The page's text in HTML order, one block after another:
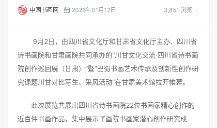
中国书画网 2026年01月12日 3,851 浏览
9月2日，由四川省文化厅和甘肃省文化厅主办、四川省
诗书画院和甘肃画院共同承办的“川甘文化交流·四川省诗书画
院创作巡回展（甘肃）”暨“巴蜀书画艺术传承及创新性创作研
究课题川甘对比写生、采风活动”在甘肃美术馆拉开帷幕。
此次展览共展出四川省诗书画院22位书画家精心创作的
近百件书画作品，集中展示了画院书画家潜心创作研究成